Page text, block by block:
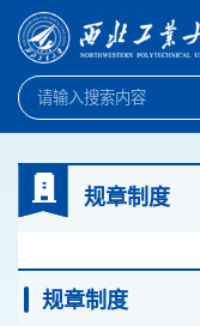
规章制度
规章制度